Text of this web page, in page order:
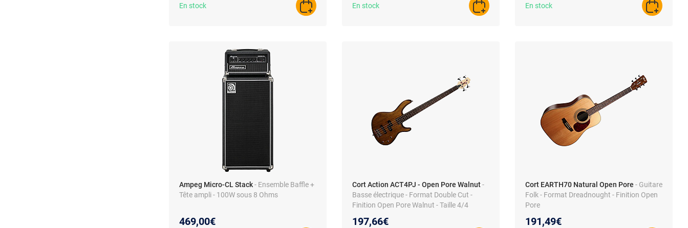
En stock
AJOUTER AU PANIER
En stock
AJOUTER AU PANIER
En stock
AJOUTER
Ampeg Micro-CL Stack- Ensemble Baffle +
Tête ampli - 100W sous 8 Ohms
469,00€
Cort Action ACT4PJ - Open Pore Walnut-
Basse électrique - Format Double Cut -
Finition Open Pore Walnut - Taille 4/4
197,66€
Cort EARTH70 Natural Open Pore - Guitare
Folk - Format Dreadnought - Finition Open
Pore
191,49€